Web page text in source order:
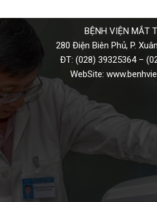
BỆNH VIỆN MẮT
280 Điện Biên Phủ, P.
ĐT: (028) 39325364–
WebSite: